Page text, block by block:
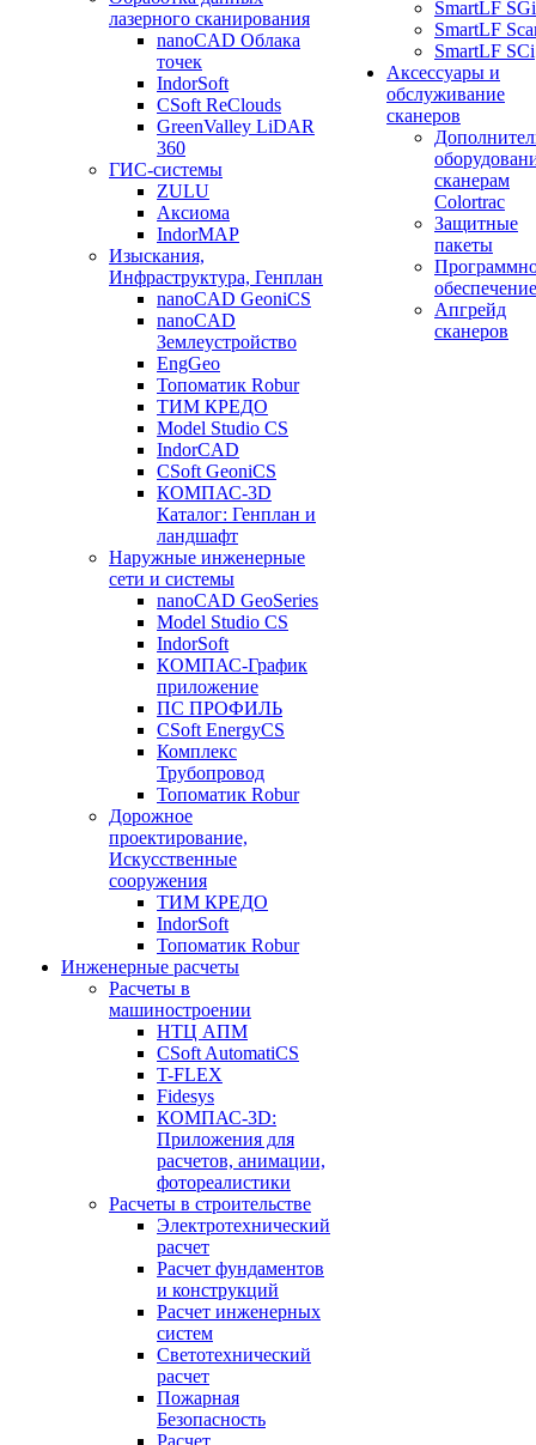
лазерного сканирования
nanoCAD Облака
точек
IndorSoft
CSoft ReClouds
GreenValley LiDAR
360
ГИС-системы
ZULU
Аксиома
IndorMAP
Изыскания,
Инфраструктура, Генплан
nanoCAD GeoniCS
nanoCAD
Землеустройство
EngGeo
Топоматик Robur
ТИМ КРЕДО
Model Studio CS
IndorCAD
CSoft GeoniCS
КОМПАС-3D
Каталог: Генплан и
ландшафт
Наружные инженерные
сети и системы
nanoCAD GeoSeries
Model Studio CS
IndorSoft
КОМПАС-График
приложение
ПС ПРОФИЛЬ
CSoft EnergyCS
Комплекс
Трубопровод
Топоматик Robur
Дорожное
проектирование,
Искусственные
сооружения
ТИМ КРЕДО
IndorSoft
Топоматик Robur
Инженерные расчеты
Расчеты в
машиностроении
НТЦ АПМ
CSoft AutomatiCS
T-FLEX
Fidesys
КОМПАС-3D:
Приложения для
расчетов, анимации,
фотореалистики
Расчеты в строительстве
Электротехнический
расчет
Расчет фундаментов
и конструкций
Расчет инженерных
систем
Светотехнический
расчет
Пожарная
Безопасность
Расчет
SmartLF SGi
SmartLF
SmartLF SCi
Аксессуары и
обслуживание
сканеров
сканерам
Colortrac
Защитные
пакеты
обеспечение
Апгрейд
сканеров